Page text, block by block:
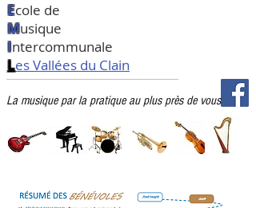
Ecole de
Musique
Intercommunale
Les Vallées du Clain
La musique par la pratique au plus près de vous